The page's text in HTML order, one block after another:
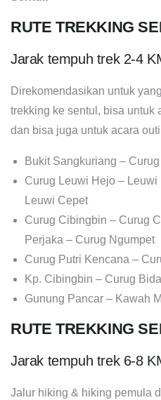
RUTE TREKKING
Jarak tempuh trek 2-4
Direkomendasikan untuk
trekking ke sentul, bisa untuk
dan bisa juga untuk acara
Bukit Sangkuriang –
Curug Leuwi Hejo –
Leuwi Cepet
Curug Cibingbin – Curug
Perjaka – Curug Ngumpet
Curug Putri Kencana –
Kp. Cibingbin – Curug
Gunung Pancar – Kawah
RUTE TREKKING
Jarak tempuh trek 6-8
Jalur hiking & hiking pemula